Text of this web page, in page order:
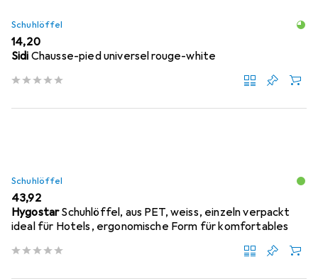
Schuhlöffel
EUR
14,20
Sidi Chausse-pied universel rouge-white
Schuhlöffel
EUR
43,92
HygostarSchuhlöffel, aus PET, weiss, einzeln verpackt
ideal für Hotels, ergonomische Form für komfortables